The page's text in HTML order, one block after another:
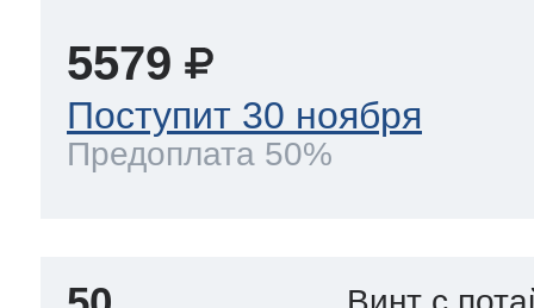
5579
Поступит 30 ноября
Предоплата 50%